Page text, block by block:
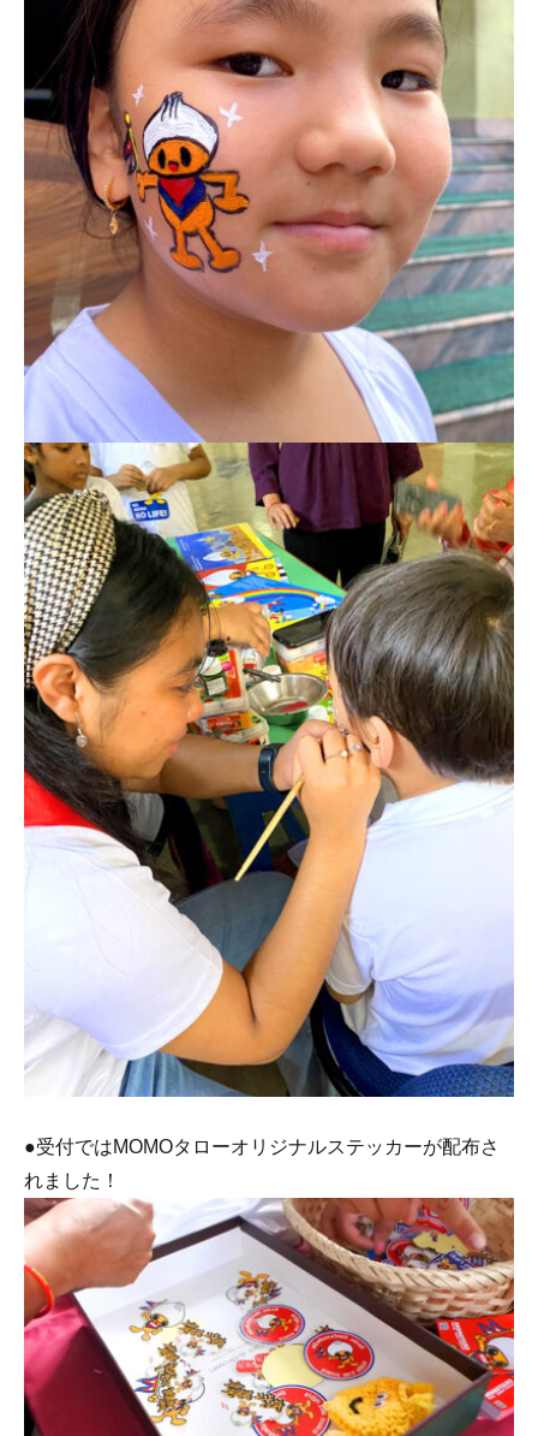
●受付ではMOMOタローオリジナルステッカーが配布さ
れました！